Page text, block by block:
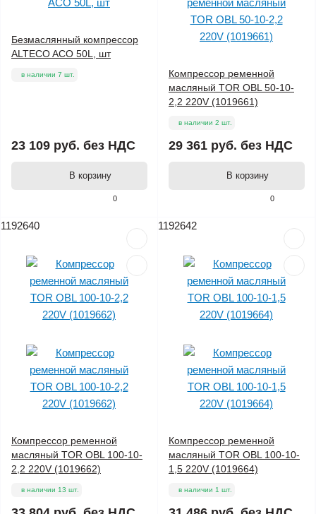
0
Безмаслянный компрессор
ALTECO ACO 50L, шт
в наличии 7 шт.
23 109 руб. без НДС
В корзину
0
Компрессор ременной
масляный TOR OBL 50-10-
2,2 220V (1019661)
в наличии 2 шт.
29 361 руб. без НДС
В корзину
1192640
Компрессор ременной
масляный TOR OBL 100-10-
2,2 220V (1019662)
в наличии 13 шт.
1192642
Компрессор ременной
масляный TOR OBL 100-10-
1,5 220V (1019664)
в наличии 1 шт.